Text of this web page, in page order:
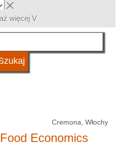
więcej V
Cremona, Włochy
Economics